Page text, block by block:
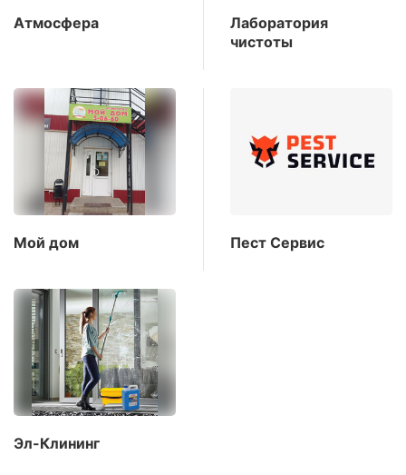
Атмосфера
Лаборатория
чистоты
Мой дом Пест Сервис
Эл-Клининг